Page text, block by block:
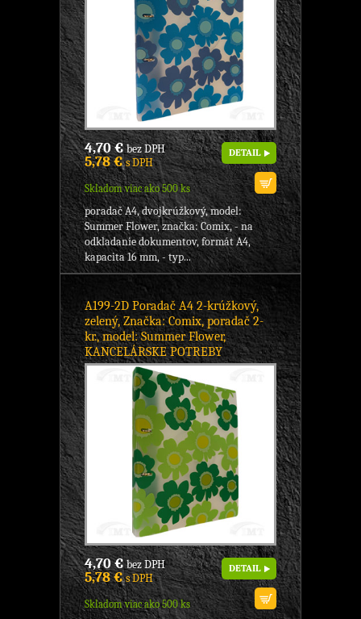
4,70 €bez DPH
5,78 €s DPH
Skladom viac ako 500 ks
DETAIL
poradač A4, dvojkrúžkový, model:
Summer Flower, značka: Comix, - na
odkladanie dokumentov, formát A4,
kapacita 16 mm, - typ...
A199-2D Poradač A4 2-krúžkový,
zelený, Značka: Comix, poradač 2-
kr., model: Summer Flower,
KANCELÁRSKE POTREBY
4,70 €bez DPH
5,78 €s DPH
Skladom viac ako 500 ks
DETAIL